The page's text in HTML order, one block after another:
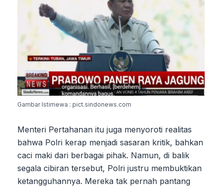
Gambar Istimewa : pict.sindonews.com
Menteri Pertahanan itu juga menyoroti realitas
bahwa Polri kerap menjadi sasaran kritik, bahkan
caci maki dari berbagai pihak. Namun, di balik
segala cibiran tersebut, Polri justru membuktikan
ketangguhannya. Mereka tak pernah pantang